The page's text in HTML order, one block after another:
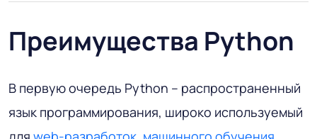
Преимущества Python
В первую очередь Python – распространенный
язык программирования, широко используемый